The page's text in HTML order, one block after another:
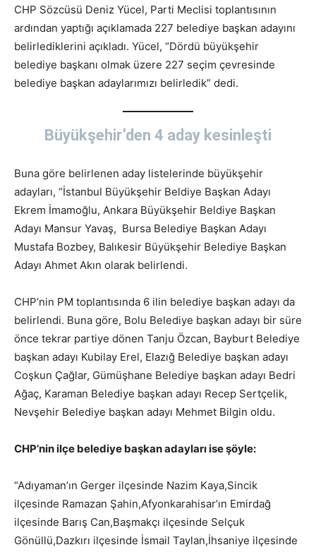
CHP Sözcüsü Deniz Yücel, Parti Meclisi toplantısının
ardından yaptığı açıklamada 227 belediye başkan adayını
belirlediklerini açıkladı. Yücel, “Dördü büyükşehir
belediye başkanı olmak üzere 227 seçim çevresinde
belediye başkan adaylarımızı belirledik” dedi.
Büyükşehir’den 4 aday kesinleşti
Buna göre belirlenen aday listelerinde büyükşehir
adayları, “İstanbul Büyükşehir Beldiye Başkan Adayı
Ekrem İmamoğlu, Ankara Büyükşehir Beldiye Başkan
Adayı Mansur Yavaş, Bursa Belediye Başkan Adayı
Mustafa Bozbey, Balıkesir Büyükşehir Belediye Başkan
Adayı Ahmet Akın olarak belirlendi.
CHP’nin PM toplantısında 6 ilin belediye başkan adayı da
belirlendi. Buna göre, Bolu Belediye başkan adayı bir süre
önce tekrar partiye dönen Tanju Özcan, Bayburt Belediye
başkan adayı Kubilay Erel, Elazığ Belediye başkan adayı
Coşkun Çağlar, Gümüşhane Belediye başkan adayı Bedri
Ağaç, Karaman Belediye başkan adayı Recep Sertçelik,
Nevşehir Belediye başkan adayı Mehmet Bilgin oldu.
CHP’nin ilçe belediye başkan adayları ise şöyle:
“Adıyaman’ın Gerger ilçesinde Nazim Kaya,Sincik
ilçesinde Ramazan Şahin,Afyonkarahisar’ın Emirdağ
ilçesinde Barış Can,Başmakçı ilçesinde Selçuk
Gönüllü,Dazkırı ilçesinde İsmail Taylan,İhsaniye ilçesinde